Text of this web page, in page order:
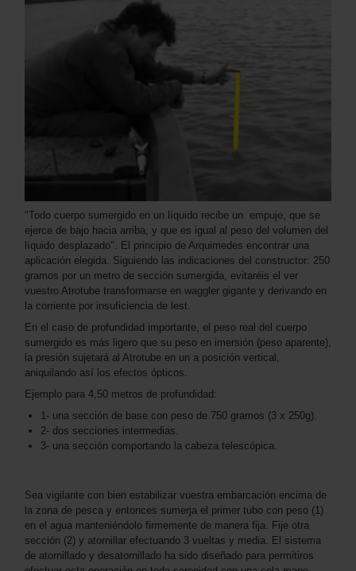
"Todo cuerpo sumergido en un líquido recibe un empuje, que se
ejerce de bajo hacia arriba, y que es igual al peso del volumen del
líquido desplazado". El principio de Arquimedes encontrar una
aplicación elegida. Siguiendo las indicaciones del constructor: 250
gramos por un metro de sección sumergida, evitaréis el ver
vuestro Atrotube transformarse en waggler gigante y derivando en
la corriente por insuficiencia de lest.
En el caso de profundidad importante, el peso real del cuerpo
sumergido es más ligero que su peso en imersión (peso aparente),
la presión sujetará al Atrotube en un a posición vertical,
aniquilando así los efectos ópticos.
Ejemplo para 4,50 metros de profundidad:
1- una sección de base con peso de 750 gramos (3 x 250g).
2- dos secciones intermedias.
3- una sección comportando la cabeza telescópica.
Sea vigilante con bien estabilizar vuestra embarcación encima de
la zona de pesca y entonces sumerja el primer tubo con peso (1)
en el agua manteniéndolo firmemente de manera fija. Fije otra
sección (2) y atornillar efectuando 3 vueltas y media. El sistema
de atornillado y desatornillado ha sido diseñado para permitiros